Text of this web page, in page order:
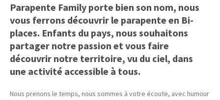
Parapente Family porte bien son nom, nous
vous ferrons découvrir le parapente en Bi-
places. Enfants du pays, nous souhaitons
partager notre passion et vous faire
découvrir notre territoire, vu du ciel, dans
une activité accessible à tous.
Nous prenons le temps, nous sommes à votre écoute, avec humour